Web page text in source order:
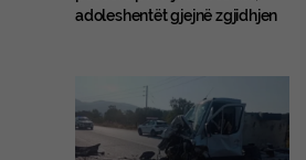
adoleshentët gjejnë zgjidhjen